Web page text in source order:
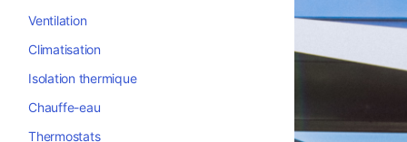
Ventilation
Climatisation
Isolation thermique
Chauffe-eau
Thermostats